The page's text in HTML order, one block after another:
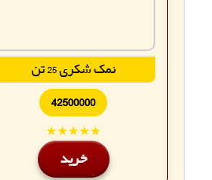
نمک شکری 25 تن
42500000
★★★★★
خرید